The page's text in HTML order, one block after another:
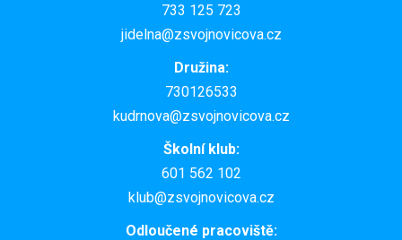
733 125 723
jidelna@zsvojnovicova.cz
Družina:
730126533
kudrnova@zsvojnovicova.cz
Školní klub:
601 562 102
klub@zsvojnovicova.cz
Odloučené pracoviště: